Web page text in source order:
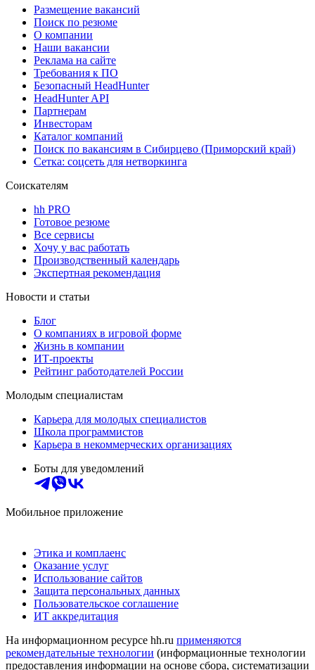
Размещение вакансий
Поиск по резюме
О компании
Наши вакансии
Реклама на сайте
Требования к ПО
Безопасный HeadHunter
HeadHunter API
Партнерам
Инвесторам
Каталог компаний
Поиск по вакансиям в Сибирцево (Приморский край)
Сетка: соцсеть для нетворкинга
Соискателям
hh PRO
Готовое резюме
Все сервисы
Хочу у вас работать
Производственный календарь
Экспертная рекомендация
Новости и статьи
Блог
О компаниях в игровой форме
Жизнь в компании
ИТ-проекты
Рейтинг работодателей России
Молодым специалистам
Карьера для молодых специалистов
Школа программистов
Карьера в некоммерческих организациях
Боты для уведомлений
Мобильное приложение
Этика и комплаенс
Оказание услуг
Использование сайтов
Защита персональных данных
Пользовательское соглашение
ИТ аккредитация
На информационном ресурсе hh.ru применяются
рекомендательные технологии (информационные технологии
предоставления информации на основе сбора, систематизации